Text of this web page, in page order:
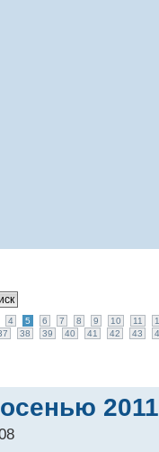
4 5 6 7 8 9 10 11
38 39 40 41 42 43